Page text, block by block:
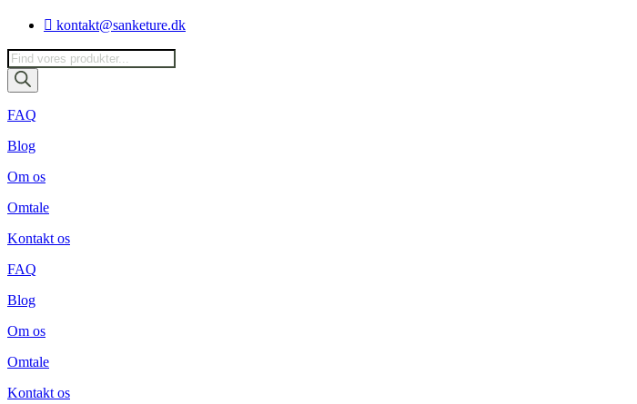
Videre
indhold
kontakt@sanketure.dk
Products
search
FAQ
Blog
Om os
Omtale
Kontakt os
FAQ
Blog
Om os
Omtale
Kontakt os